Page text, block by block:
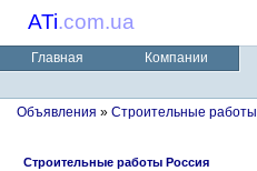
ATi.com.ua
Главная Компании
Объявления » Строительные работы
Строительные работы Россия